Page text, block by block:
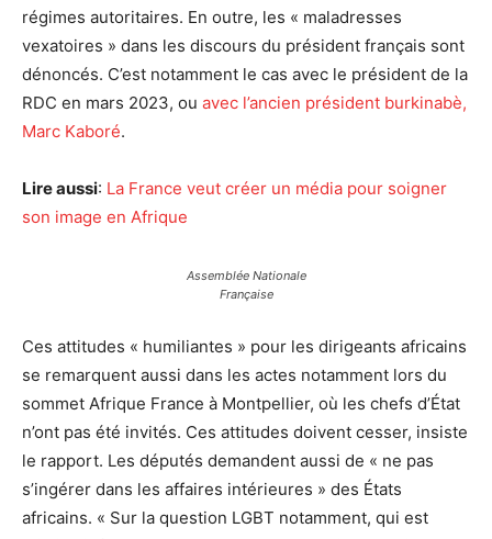
régimes autoritaires. En outre, les « maladresses
vexatoires » dans les discours du président français sont
dénoncés. C’est notamment le cas avec le président de la
RDC en mars 2023, ou avec l’ancien président burkinabè,
Marc Kaboré.
Lire aussi: La France veut créer un média pour soigner
son image en Afrique
Assemblée Nationale
Française
Ces attitudes « humiliantes » pour les dirigeants africains
se remarquent aussi dans les actes notamment lors du
sommet Afrique France à Montpellier, où les chefs d’État
n’ont pas été invités. Ces attitudes doivent cesser, insiste
le rapport. Les députés demandent aussi de « ne pas
s’ingérer dans les affaires intérieures » des États
africains. « Sur la question LGBT notamment, qui est